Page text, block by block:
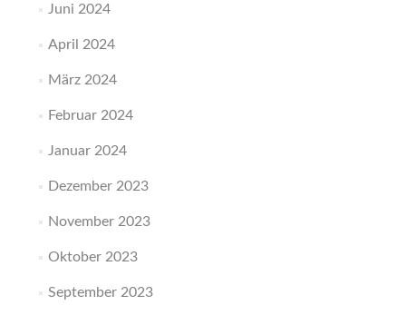
Juni 2024
April 2024
März 2024
Februar 2024
Januar 2024
Dezember 2023
November 2023
Oktober 2023
September 2023